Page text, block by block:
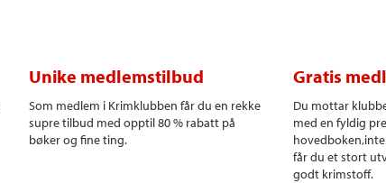
Unike medlemstilbud
Som medlem i Krimklubben får du en rekke
supre tilbud med opptil 80 % rabatt på
bøker og fine ting.
Gratis
Du mottar
med en fyldig
får du et stort
godt krimstoff.